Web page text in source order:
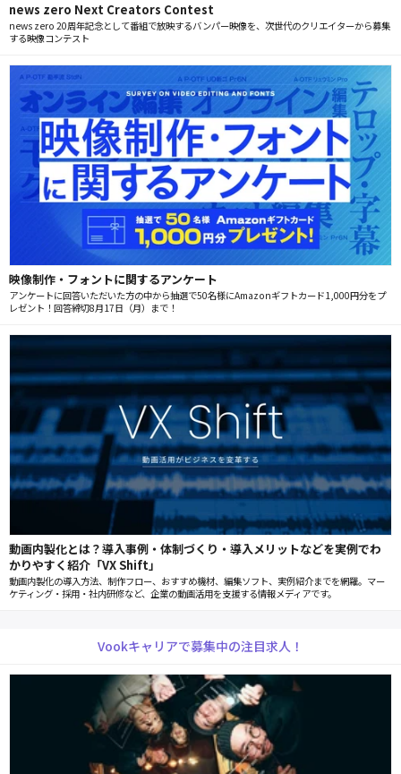
news zero Next Creators Contest
news zero 20周年記念として番組で放映するバンパー映像を、次世代のクリエイターから募集
する映像コンテスト
映像制作・フォントに関するアンケート
アンケートに回答いただいた方の中から抽選で50名様にAmazonギフトカード1,000円分をプ
レゼント！回答締切8月17日（月）まで！
動画内製化とは？導入事例・体制づくり・導入メリットなどを実例でわ
かりやすく紹介「VX Shift」
動画内製化の導入方法、制作フロー、おすすめ機材、編集ソフト、実例紹介までを網羅。マー
ケティング・採用・社内研修など、企業の動画活用を支援する情報メディアです。
Vookキャリアで募集中の注目求人！